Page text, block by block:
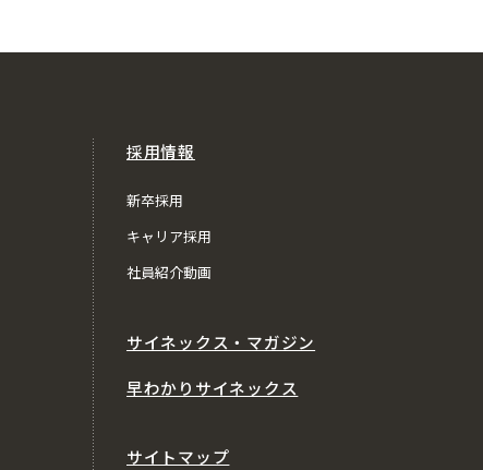
採用情報
新卒採用
キャリア採用
社員紹介動画
サイネックス・マガジン
早わかりサイネックス
サイトマップ